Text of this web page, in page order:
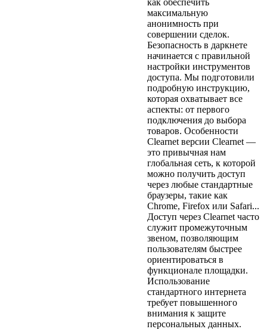
как обеспечить
максимальную
анонимность при
совершении сделок.
Безопасность в даркнете
начинается с правильной
настройки инструментов
доступа. Мы подготовили
подробную инструкцию,
которая охватывает все
аспекты: от первого
подключения до выбора
товаров. Особенности
Clearnet версии Clearnet —
это привычная нам
глобальная сеть, к которой
можно получить доступ
через любые стандартные
браузеры, такие как
Chrome, Firefox или Safari...
Доступ через Clearnet часто
служит промежуточным
звеном, позволяющим
пользователям быстрее
ориентироваться в
функционале площадки.
Использование
стандартного интернета
требует повышенного
внимания к защите
персональных данных.